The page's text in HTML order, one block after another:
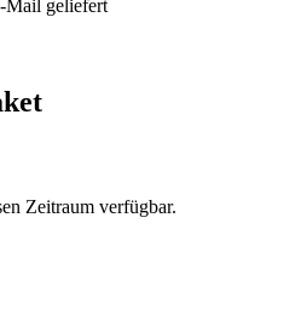
Mail geliefert
Zeitraum verfügbar.